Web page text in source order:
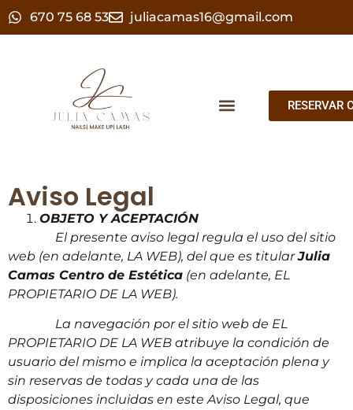
670 75 68 53 juliacamas16@gmail.com
RESERVAR
Aviso Legal
OBJETO Y ACEPTACIÓN
El presente aviso legal regula el uso del sitio
web (en adelante, LA WEB), del que es titularJulia
Camas Centro de Estética (en adelante, EL
PROPIETARIO DE LA WEB).
La navegación por el sitio web de EL
PROPIETARIO DE LA WEB atribuye la condición de
usuario del mismo e implica la aceptación plena y
sin reservas de todas y cada una de las
disposiciones incluidas en este Aviso Legal, que